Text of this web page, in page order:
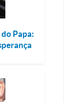
Papa: